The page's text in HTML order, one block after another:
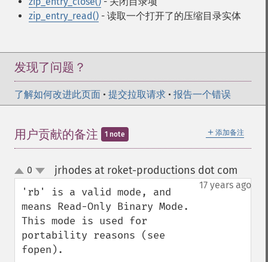
zip_entry_read() - 读取一个打开了的压缩目录实体
发现了问题？
了解如何改进此页面 • 提交拉取请求 • 报告一个错误
＋ 添加备注
用户贡献的备注 1 note
up
down
0 jrhodes at roket-productions dot com
17 years ago
'rb' is a valid mode, and
means Read-Only Binary Mode.
This mode is used for
portability reasons (see
fopen).